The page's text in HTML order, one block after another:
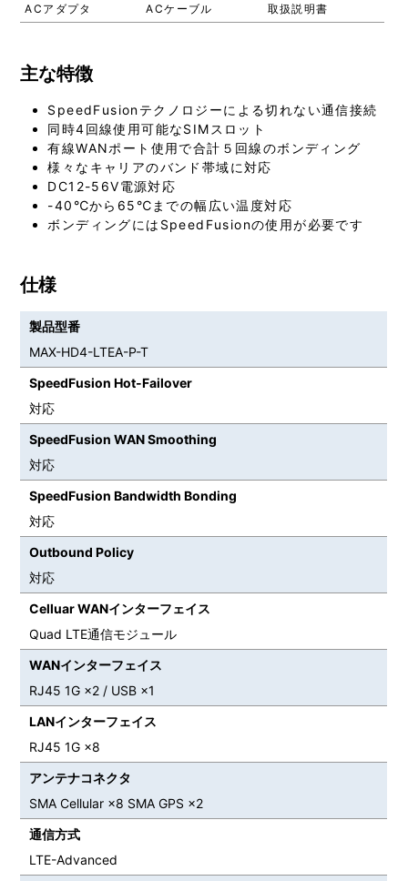
ACアダプタ ACケーブル 取扱説明書
主な特徴
SpeedFusionテクノロジーによる切れない通信接続
同時4回線使用可能なSIMスロット
有線WANポート使用で合計５回線のボンディング
様々なキャリアのバンド帯域に対応
DC12-56V電源対応
-40℃から65℃までの幅広い温度対応
ボンディングにはSpeedFusionの使用が必要です
仕様
製品型番
MAX-HD4-LTEA-P-T
SpeedFusion Hot-Failover
対応
SpeedFusion WAN Smoothing
対応
SpeedFusion Bandwidth Bonding
対応
Outbound Policy
対応
Celluar WANインターフェイス
Quad LTE通信モジュール
WANインターフェイス
RJ45 1G ×2 / USB ×1
LANインターフェイス
RJ45 1G ×8
アンテナコネクタ
SMA Cellular ×8 SMA GPS ×2
通信方式
LTE-Advanced